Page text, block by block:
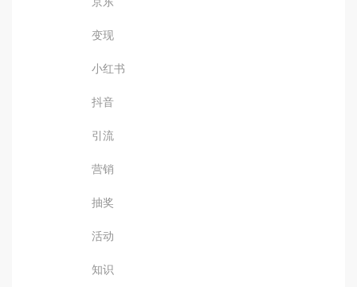
变现
小红书
抖音
引流
营销
抽奖
活动
知识